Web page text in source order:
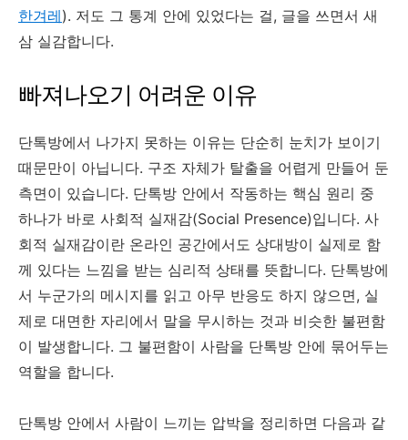
한겨레). 저도 그 통계 안에 있었다는 걸, 글을 쓰면서 새
삼 실감합니다.
빠져나오기 어려운 이유
단톡방에서 나가지 못하는 이유는 단순히 눈치가 보이기
때문만이 아닙니다. 구조 자체가 탈출을 어렵게 만들어 둔
측면이 있습니다. 단톡방 안에서 작동하는 핵심 원리 중
하나가 바로 사회적 실재감(Social Presence)입니다. 사
회적 실재감이란 온라인 공간에서도 상대방이 실제로 함
께 있다는 느낌을 받는 심리적 상태를 뜻합니다. 단톡방에
서 누군가의 메시지를 읽고 아무 반응도 하지 않으면, 실
제로 대면한 자리에서 말을 무시하는 것과 비슷한 불편함
이 발생합니다. 그 불편함이 사람을 단톡방 안에 묶어두는
역할을 합니다.
단톡방 안에서 사람이 느끼는 압박을 정리하면 다음과 같